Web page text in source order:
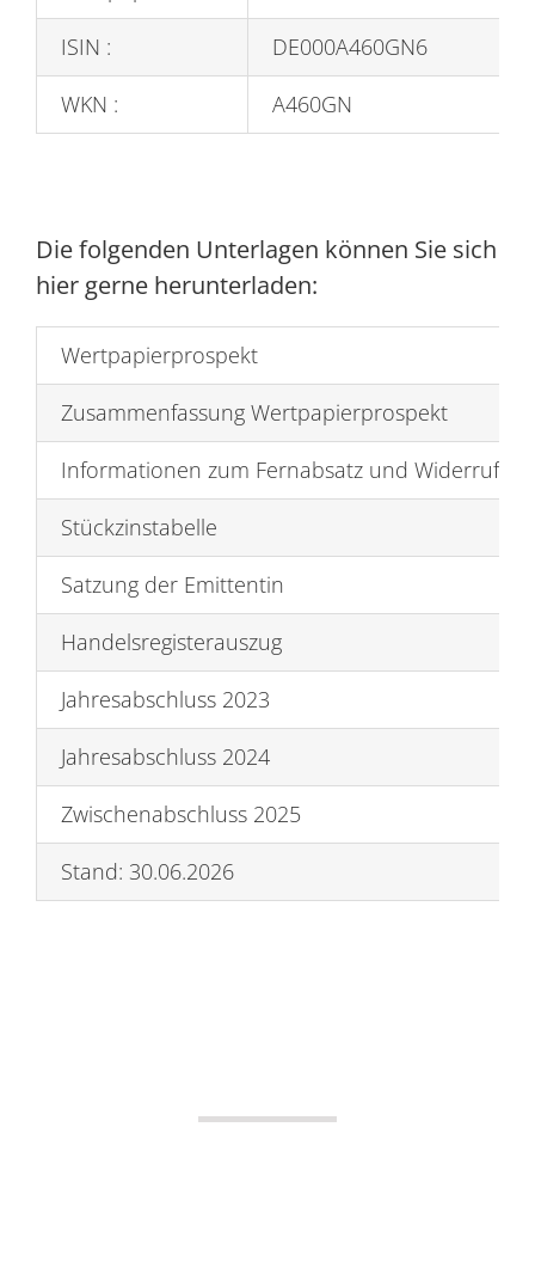
ISIN :
DE000A460GN6
WKN :
A460GN
Die folgenden Unterlagen können Sie sich
hier gerne herunterladen:
Wertpapierprospekt
Zusammenfassung Wertpapierprospekt
Informationen zum Fernabsatz und
Stückzinstabelle
Satzung der Emittentin
Handelsregisterauszug
Jahresabschluss 2023
Jahresabschluss 2024
Zwischenabschluss 2025
Stand: 30.06.2026